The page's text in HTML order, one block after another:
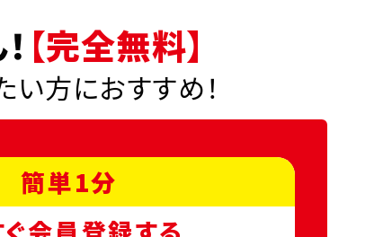
【完全無料】
い方におすすめ！
簡単1分